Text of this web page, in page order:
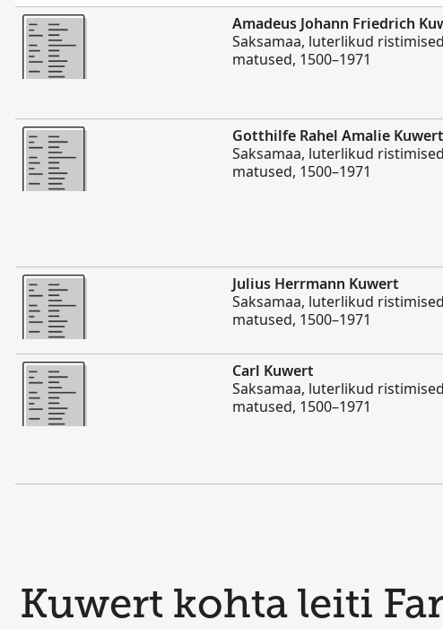
Rohkem
Amadeus Johann Friedrich
Saksamaa, luterlikud
matused, 1500–1971
Rohkem
Gotthilfe Rahel Amalie Kuwert
Saksamaa, luterlikud
matused, 1500–1971
Rohkem
Julius Herrmann Kuwert
Saksamaa, luterlikud
matused, 1500–1971
Rohkem
Carl Kuwert
Saksamaa, luterlikud
matused, 1500–1971
Kuwert kohta leiti